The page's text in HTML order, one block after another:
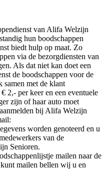
van Alifa Welzijn
hun boodschappen
biedt hulp op maat. Zo
via de bezorgdiensten van
Als dat niet kan doet een
de boodschappen voor de
met de klant
2,- per keer en een eventuele
zijn of haar auto moet
bij Alifa Welzijn
worden genoteerd en u
van de
Senioren.
mailen naar de
mailen bellen wij u en